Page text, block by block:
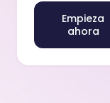
Empieza
ahora